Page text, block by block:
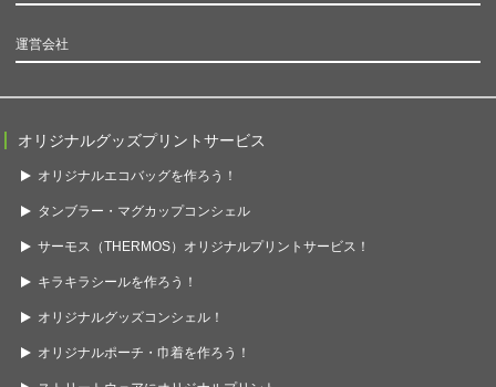
運営会社
オリジナルグッズプリントサービス
オリジナルエコバッグを作ろう！
タンブラー・マグカップコンシェル
サーモス（THERMOS）オリジナルプリントサービス！
キラキラシールを作ろう！
オリジナルグッズコンシェル！
オリジナルポーチ・巾着を作ろう！